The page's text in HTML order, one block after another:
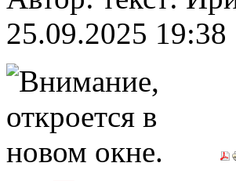
25.09.2025 19:38